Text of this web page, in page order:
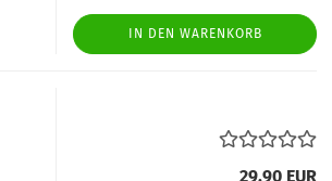
IN DEN WARENKORB
29,90 EUR